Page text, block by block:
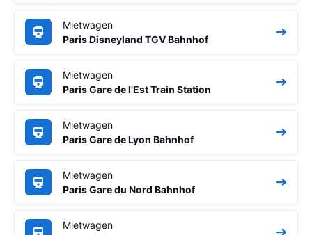
Mietwagen
Paris Disneyland TGV Bahnhof
Mietwagen
Paris Gare de l'Est Train Station
Mietwagen
Paris Gare de Lyon Bahnhof
Mietwagen
Paris Gare du Nord Bahnhof
Mietwagen